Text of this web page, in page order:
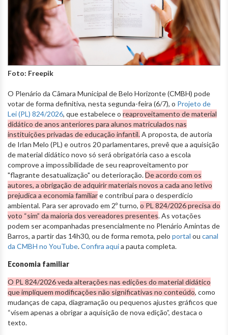
Foto: Freepik
O Plenário da Câmara Municipal de Belo Horizonte (CMBH) pode
votar de forma definitiva, nesta segunda-feira (6/7), o Projeto de
Lei (PL) 824/2026, que estabelece o reaproveitamento de material
didático de anos anteriores para alunos matriculados nas
instituições privadas de educação infantil.A proposta, de autoria
de Irlan Melo (PL) e outros 20 parlamentares, prevê que a aquisição
de material didático novo só será obrigatória caso a escola
comprove a impossibilidade de seu reaproveitamento por
"flagrante desatualização" ou deterioração.De acordo com os
autores, a obrigação de adquirir materiais novos a cada ano letivo
prejudica a economia familiare contribui para o desperdício
ambiental. Para ser aprovado em 2º turno, o PL 824/2026 precisa do
voto “sim” da maioria dos vereadores presentes. As votações
podem ser acompanhadas presencialmente no Plenário Amintas de
Barros, a partir das 14h30, ou de forma remota, pelo portal ou canal
da CMBH no YouTube.Confira aquia pauta completa.
Economia familiar
O PL 824/2026 veda alterações nas edições do material didático
que impliquem modificações não significativas no conteúdo, como
mudanças de capa, diagramação ou pequenos ajustes gráficos que
“visem apenas a obrigar a aquisição de nova edição”, destaca o
texto.